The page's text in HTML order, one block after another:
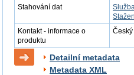
Stahování dat
Kontakt - informace o
produktu
Detailní metadata
Metadata XML